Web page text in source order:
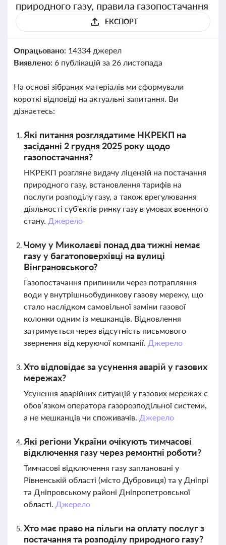
природного газу, правила газопостачання
ЕКСПОРТ
Опрацьовано: 14334 джерел
Виявлено: 6 публікацій за 26 листопада
На основі зібраних матеріалів ми сформували
короткі відповіді на актуальні запитання. Ви
дізнаєтесь:
Які питання розглядатиме НКРЕКП на
засіданні 2 грудня 2025 року щодо
газопостачання?
НКРЕКП розгляне видачу ліцензій на постачання
природного газу, встановлення тарифів на
послуги розподілу газу, а також врегулювання
діяльності суб'єктів ринку газу в умовах воєнного
стану. Джерело
Чому у Миколаєві понад два тижні немає
газу у багатоповерхівці на вулиці
Вінграновського?
Газопостачання припинили через потрапляння
води у внутрішньобудинкову газову мережу, що
стало наслідком самовільної заміни газової
колонки одним із мешканців. Відновлення
затримується через відсутність письмового
звернення від керуючої компанії. Джерело
Хто відповідає за усунення аварій у газових
мережах?
Усунення аварійних ситуацій у газових мережах є
обов’язком оператора газорозподільної системи,
а не мешканців чи споживачів. Джерело
Які регіони України очікують тимчасові
відключення газу через ремонтні роботи?
Тимчасові відключення газу заплановані у
Рівненській області (місто Дубровиця) та у Дніпрі
та Дніпровському районі Дніпропетровської
області. Джерело
Хто має право на пільги на оплату послуг з
постачання та розподілу природного газу?